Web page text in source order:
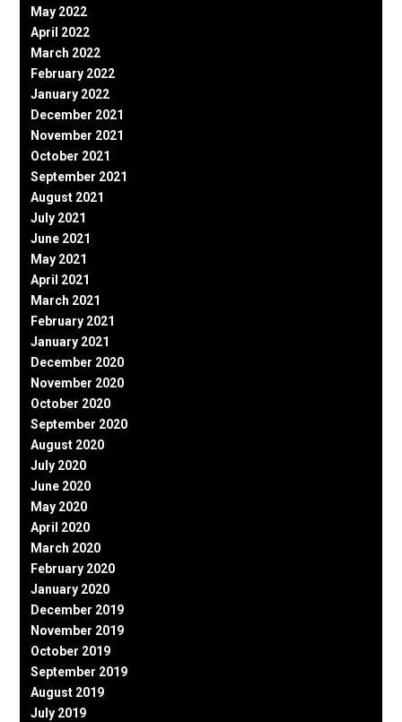
May 2022
April 2022
March 2022
February 2022
January 2022
December 2021
November 2021
October 2021
September 2021
August 2021
July 2021
June 2021
May 2021
April 2021
March 2021
February 2021
January 2021
December 2020
November 2020
October 2020
September 2020
August 2020
July 2020
June 2020
May 2020
April 2020
March 2020
February 2020
January 2020
December 2019
November 2019
October 2019
September 2019
August 2019
July 2019